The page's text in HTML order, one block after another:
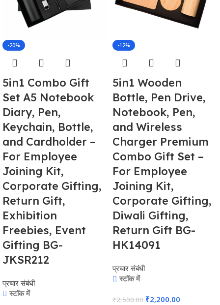
-20%
5in1 Combo Gift
Set A5 Notebook
Diary, Pen,
Keychain, Bottle,
and Cardholder –
For Employee
Joining Kit,
Corporate Gifting,
Return Gift,
Exhibition
Freebies, Event
Gifting BG-
JKSR212
प्रचार संबंधी
स्टॉक में
-12%
5in1 Wooden
Bottle, Pen Drive,
Notebook, Pen,
and Wireless
Charger Premium
Combo Gift Set –
For Employee
Joining Kit,
Corporate Gifting,
Diwali Gifting,
Return Gift BG-
HK14091
प्रचार संबंधी
स्टॉक में
₹2,500.00 ₹2,200.00